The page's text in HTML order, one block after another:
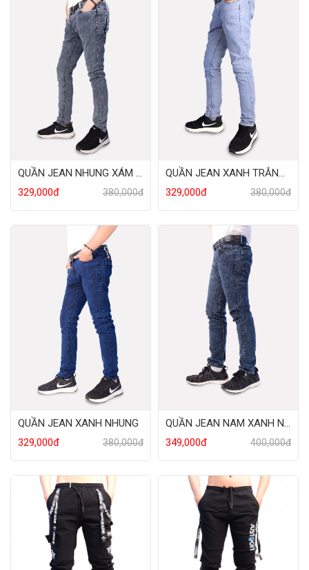
QUẦN JEAN NHUNG XÁM LỢN XƯỚC
329,000đ
380,000đ
QUẦN JEAN XANH TRẮNG XƯỚC
329,000đ
380,000đ
QUẦN JEAN XANH NHUNG
329,000đ
380,000đ
QUẦN JEAN NAM XANH NHUNG
349,000đ
400,000đ